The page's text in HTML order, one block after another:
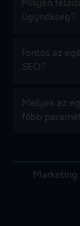
Milyen
ügynökség?
Fontos az
SEO?
Melyek az
főbb
Marketing